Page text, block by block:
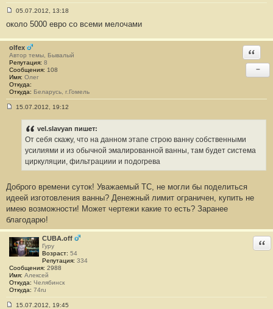
о
б
щ
е
н
и
е
#
6
05.07.2012, 13:18
около 5000 евро со всеми мелочами
olfex
Автор темы, Бывалый
Репутация: 8
Сообщения: 108
Имя: Олег
Откуда:
Откуда: Беларусь, г.Гомель
−
7
15.07.2012, 19:12
vel.slavyan пишет:
От себя скажу, что на данном этапе строю ванну собственными
усилиями и из обычной эмалированной ванны, там будет система
циркуляции, фильтрациии и подогрева
Доброго времени суток! Уважаемый ТС, не могли бы поделиться
идеей изготовления ванны? Денежный лимит ограничен, купить не
имею возможности! Может чертежи какие то есть? Заранее
благодарю!
CUBA.off
Гуру
Возраст: 54
Репутация: 334
Сообщения: 2988
Имя: Алексей
Откуда: Челябинск
Откуда: 74ru
15.07.2012, 19:45